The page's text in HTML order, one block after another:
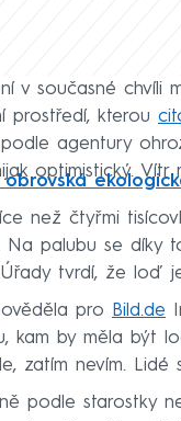
v současné chvíli
prostředí, kterou
agentury
optimistický.
obrovská
než čtyřmi
Na palubu se díky
tvrdí, že loď
pro Bild.de
kam by měla být
zatím nevím.
podle starostky